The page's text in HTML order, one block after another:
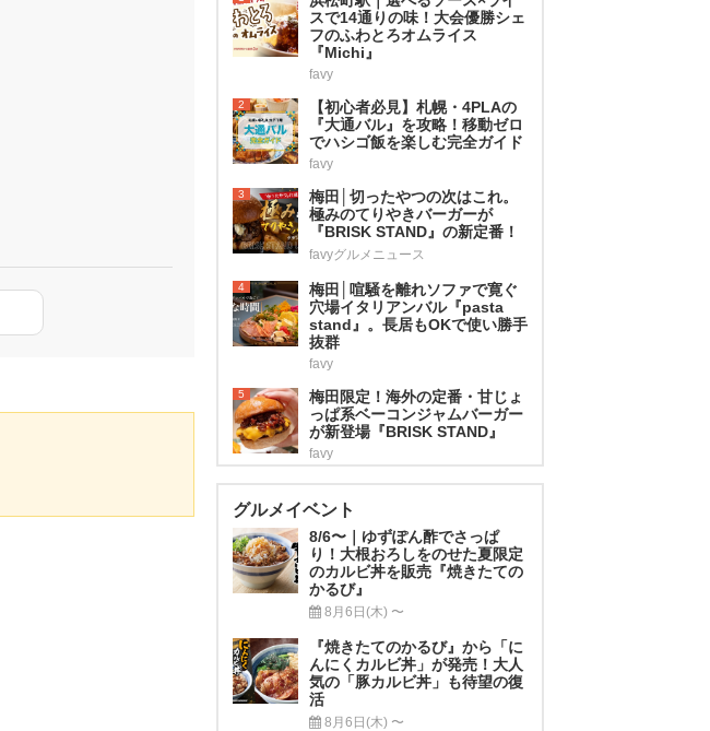
スで14通りの味！大会優勝シェ
フのふわとろオムライス
『Michi』
favy
2
【初心者必見】札幌・4PLAの
『大通バル』を攻略！移動ゼロ
でハシゴ飯を楽しむ完全ガイド
favy
3
梅田│切ったやつの次はこれ。
極みのてりやきバーガーが
『BRISK STAND』の新定番！
favyグルメニュース
4
梅田│喧騒を離れソファで寛ぐ
穴場イタリアンバル『pasta
stand』。長居もOKで使い勝手
抜群
favy
5
梅田限定！海外の定番・甘じょ
っぱ系ベーコンジャムバーガー
が新登場『BRISK STAND』
favy
グルメイベント
8/6〜｜ゆずぽん酢でさっぱ
り！大根おろしをのせた夏限定
のカルビ丼を販売『焼きたての
かるび』
8月6日(木) 〜
『焼きたてのかるび』から「に
んにくカルビ丼」が発売！大人
気の「豚カルビ丼」も待望の復
活
8月6日(木) 〜